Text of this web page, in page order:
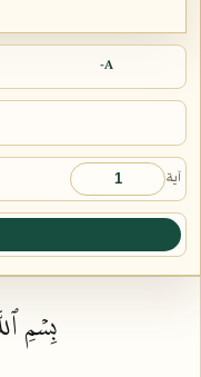
A-
آية
بِسۡمِ